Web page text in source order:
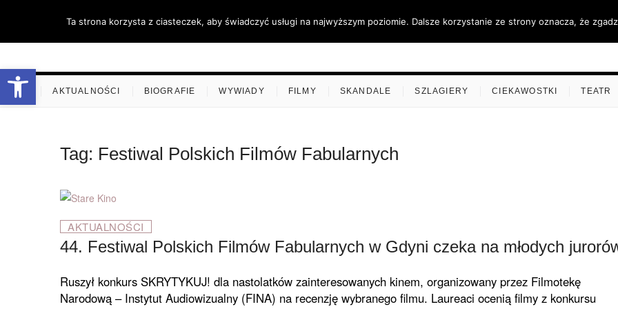
Otwórz pasek narzędzi
content
AKTUALNOŚCI BIOGRAFIE WYWIADY FILMY SKANDALE SZLAGIERY CIEKAWOSTKI TEATR
Tag: Festiwal Polskich Filmów Fabularnych
AKTUALNOŚCI
44. Festiwal Polskich Filmów Fabularnych w Gdyni czeka na młodych
Ruszył konkurs SKRYTYKUJ! dla nastolatków zainteresowanych kinem, organizowany przez Filmotekę
Narodową – Instytut Audiowizualny (FINA) na recenzję wybranego filmu. Laureaci ocenią filmy z konkursu
Ta strona korzysta z ciasteczek, aby świadczyć usługi na najwyższym poziomie. Dalsze korzystanie ze strony oznacza, że